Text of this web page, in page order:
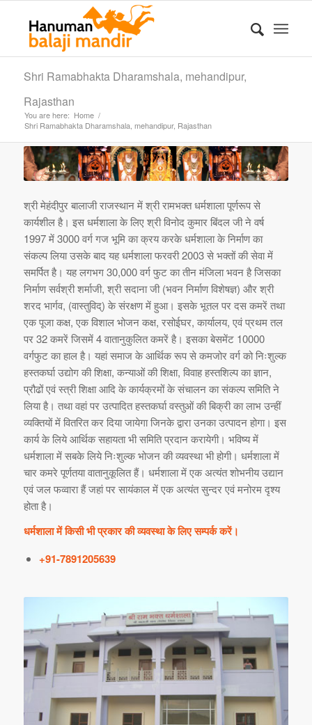
Shri Ramabhakta Dharamshala, mehandipur,
Rajasthan
You are here: Home /
Shri Ramabhakta Dharamshala, mehandipur, Rajasthan
श्री मेहंदीपुर बालाजी राजस्थान में श्री रामभक्त धर्मशाला पूर्णरूप से
कार्यशील है। इस धर्मशाला के लिए श्री विनोद कुमार बिंदल जी ने वर्ष
1997 में 3000 वर्ग गज भूमि का क्रय करके धर्मशाला के निर्माण का
संकल्प लिया उसके बाद यह धर्मशाला फरवरी 2003 से भक्तों की सेवा में
समर्पित है। यह लगभग 30,000 वर्ग फुट का तीन मंजिला भवन है जिसका
निर्माण सर्वश्री शर्माजी, श्री सदाना जी (भवन निर्माण विशेषज्ञ) और श्री
शरद भार्गव, (वास्तुविद्) के संरक्षण में हुआ। इसके भूतल पर दस कमरें तथा
एक पूजा कक्ष, एक विशाल भोजन कक्ष, रसोईघर, कार्यालय, एवं प्रथम तल
पर 32 कमरें जिसमें 4 वातानुकुलित कमरें है। इसका बेसमेंट 10000
वर्गफुट का हाल है। यहां समाज के आर्थिक रूप से कमजोर वर्ग को निःशुल्क
हस्तकर्घा उद्योग की शिक्षा, कन्याओं की शिक्षा, विवाह हस्तशिल्प का ज्ञान,
प्रौढों एवं स्त्री शिक्षा आदि के कार्यक्रमों के संचालन का संकल्प समिति ने
लिया है। तथा वहां पर उत्पादित हस्तकर्घा वस्तुओं की बिक्री का लाभ उन्हीं
व्यक्तियों में वितरित कर दिया जायेगा जिनके द्वारा उनका उत्पादन होगा। इस
कार्य के लिये आर्थिक सहायता भी समिति प्रदान करायेगी। भविष्य में
धर्मशाला में सबके लिये निःशुल्क भोजन की व्यवस्था भी होगी। धर्मशाला में
चार कमरे पूर्णतया वातानुकूलित हैं। धर्मशाला में एक अत्यंत शोभनीय उद्यान
एवं जल फव्वारा हैं जहां पर सायंकाल में एक अत्यंत सुन्दर एवं मनोरम दृश्य
होता है।
धर्मशाला में किसी भी प्रकार की व्यवस्था के लिए सम्पर्क करें।
+91-7891205639